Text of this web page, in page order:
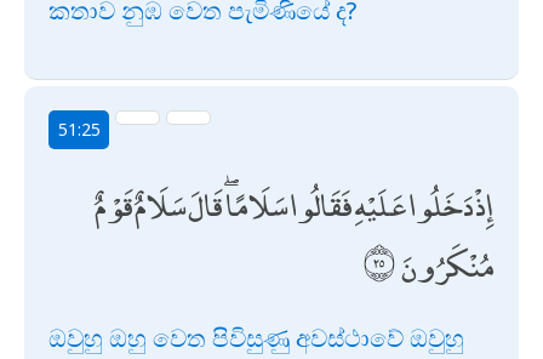
කතාව නුඹ වෙත පැමිණියේ ද?
51:25
إِذْ دَخَلُوا عَلَيْهِ فَقَالُوا سَلَامًا ۖ قَالَ سَلَامٌ قَوْمٌ
مُنْكَرُونَ
ඔවුහු ඔහු වෙත පිවිසුණු අවස්ථාවේ ඔවුහු